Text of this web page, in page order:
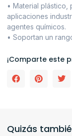
• Material plástico,
aplicaciones
agentes químicos.
• Soportan un
¡Comparte este
Quizás